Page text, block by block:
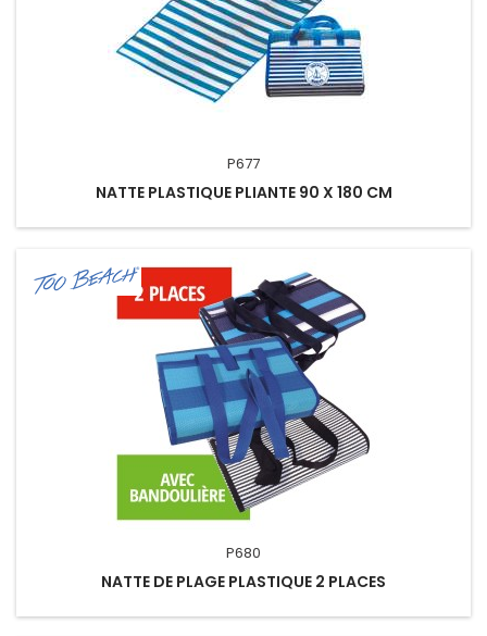
P677
NATTE PLASTIQUE PLIANTE 90 X 180 CM
P680
NATTE DE PLAGE PLASTIQUE 2 PLACES